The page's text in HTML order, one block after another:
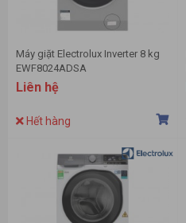
Máy giặt Electrolux Inverter 8 kg
EWF8024ADSA
Liên hệ
Hết hàng